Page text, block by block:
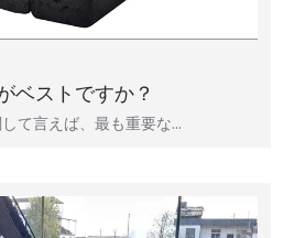
ベストですか？
て言えば、最も重要な…